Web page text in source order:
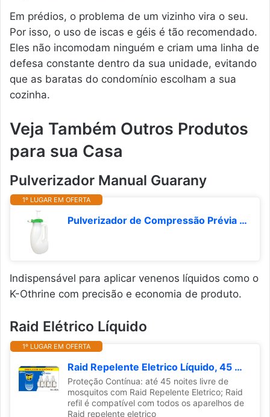
Em prédios, o problema de um vizinho vira o seu.
Por isso, o uso de iscas e géis é tão recomendado.
Eles não incomodam ninguém e criam uma linha de
defesa constante dentro da sua unidade, evitando
que as baratas do condomínio escolham a sua
cozinha.
Veja Também Outros Produtos
para sua Casa
Pulverizador Manual Guarany
1º LUGAR EM OFERTA
Pulverizador de Compressão Prévia Guarany - PCP-1P
Indispensável para aplicar venenos líquidos como o
K-Othrine com precisão e economia de produto.
Raid Elétrico Líquido
1º LUGAR EM OFERTA
Raid Repelente Eletrico Líquido, 45 Noites de Proteção, 3 Refis de 32,9ml para Aparelho
Proteção Contínua: até 45 noites livre de
mosquitos com Raid Repelente Eletrico; Raid
refil é compatível com todos os aparelhos de
Raid repelente eletrico